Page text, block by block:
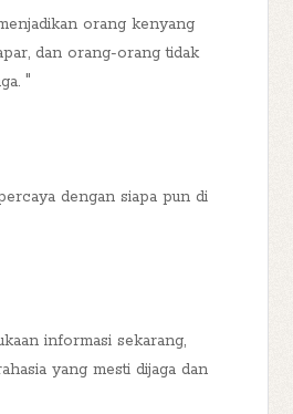
orang kenyang
dan orang-orang tidak
"
dengan siapa pun di
informasi sekarang,
yang mesti dijaga dan